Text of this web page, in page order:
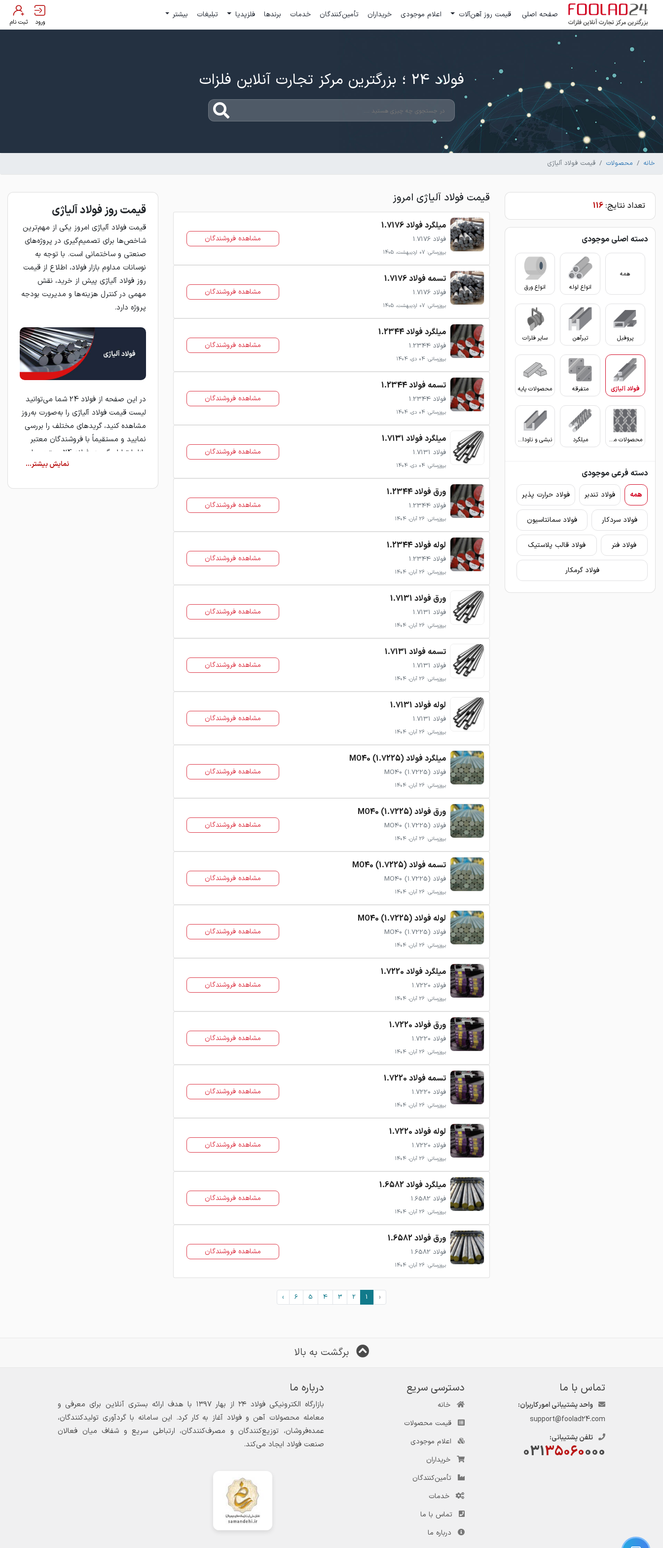
صفحه اصلی قیمت روز آهن‌آلات اعلام موجودی خریداران تأمین‌کنندگان خدمات برندها فلزپدیا تبلیغات بیشتر
ورود ثبت نام
فولاد 24 ؛ بزرگترین مرکز تجارت آنلاین فلزات
خانه محصولات قیمت فولاد آلیاژی
تعداد نتایج: 116
دسته اصلی موجودی
همه
انواع لوله
انواع ورق
پروفیل تیرآهن سایر فلزات
فولاد آلیاژی متفرقه محصولات پایه
محصولات مفتولی میلگرد نبشی و ناودانی
دسته فرعی موجودی
همه فولاد تندبر فولاد حرارت پذیر
فولاد سردکار فولاد سمانتاسیون
فولاد فنر فولاد قالب پلاستیک
فولاد گرمکار
قیمت فولاد آلیاژی امروز
میلگرد فولاد 1.7176
فولاد 1.7176
بروزرسانی: 07 اردیبهشت، 1405
مشاهده فروشندگان
تسمه فولاد 1.7176
فولاد 1.7176
بروزرسانی: 07 اردیبهشت، 1405
مشاهده فروشندگان
میلگرد فولاد 1.2344
فولاد 1.2344
بروزرسانی: 04 دی، 1404
مشاهده فروشندگان
تسمه فولاد 1.2344
فولاد 1.2344
بروزرسانی: 04 دی، 1404
مشاهده فروشندگان
میلگرد فولاد 1.7131
فولاد 1.7131
بروزرسانی: 04 دی، 1404
مشاهده فروشندگان
ورق فولاد 1.2344
فولاد 1.2344
بروزرسانی: 26 آبان، 1404
مشاهده فروشندگان
لوله فولاد 1.2344
فولاد 1.2344
بروزرسانی: 26 آبان، 1404
مشاهده فروشندگان
ورق فولاد 1.7131
فولاد 1.7131
بروزرسانی: 26 آبان، 1404
مشاهده فروشندگان
تسمه فولاد 1.7131
فولاد 1.7131
بروزرسانی: 26 آبان، 1404
مشاهده فروشندگان
لوله فولاد 1.7131
فولاد 1.7131
بروزرسانی: 26 آبان، 1404
مشاهده فروشندگان
میلگرد فولاد MO40 (1.7225)
فولاد MO40 (1.7225)
بروزرسانی: 26 آبان، 1404
مشاهده فروشندگان
ورق فولاد MO40 (1.7225)
فولاد MO40 (1.7225)
بروزرسانی: 26 آبان، 1404
مشاهده فروشندگان
تسمه فولاد MO40 (1.7225)
فولاد MO40 (1.7225)
بروزرسانی: 26 آبان، 1404
مشاهده فروشندگان
لوله فولاد MO40 (1.7225)
فولاد MO40 (1.7225)
بروزرسانی: 26 آبان، 1404
مشاهده فروشندگان
میلگرد فولاد 1.7220
فولاد 1.7220
بروزرسانی: 26 آبان، 1404
مشاهده فروشندگان
ورق فولاد 1.7220
فولاد 1.7220
بروزرسانی: 26 آبان، 1404
مشاهده فروشندگان
تسمه فولاد 1.7220
فولاد 1.7220
بروزرسانی: 26 آبان، 1404
مشاهده فروشندگان
لوله فولاد 1.7220
فولاد 1.7220
بروزرسانی: 26 آبان، 1404
مشاهده فروشندگان
میلگرد فولاد 1.6582
فولاد 1.6582
بروزرسانی: 26 آبان، 1404
مشاهده فروشندگان
ورق فولاد 1.6582
فولاد 1.6582
بروزرسانی: 26 آبان، 1404
مشاهده فروشندگان
‹
1
2
3
4
5
6
›
قیمت روز فولاد آلیاژی
قیمت فولاد آلیاژی امروز یکی از مهم‌ترین
شاخص‌ها برای تصمیم‌گیری در پروژه‌های
صنعتی و ساختمانی است. با توجه به
نوسانات مداوم بازار فولاد، اطلاع از قیمت
روز فولاد آلیاژی پیش از خرید، نقش
مهمی در کنترل هزینه‌ها و مدیریت بودجه
پروژه دارد.
در این صفحه از فولاد 24 شما می‌توانید
لیست قیمت فولاد آلیاژی را به‌صورت به‌روز
مشاهده کنید، گریدهای مختلف را بررسی
نمایید و مستقیماً با فروشندگان معتبر
بازار ارتباط بگیرید. فولاد 24 بستری برای
معرفی تأمین‌کنندگان فراهم کرده تا
موجودی انبار و توجه به شرایط حمل‌ونقل
از موارد مهمی است که نباید نادیده گرفته
شود.
برگشت به بالا
تماس با ما
واحد پشتیبانی امور کاربران:
support@foolad24.com
تلفن پشتیبانی:
03135060000
دسترسی سریع
خانه
قیمت محصولات
اعلام موجودی
خریداران
تأمین‌کنندگان
خدمات
تماس با ما
درباره ما
درباره ما
بازارگاه الکترونیکی فولاد ۲۴ از بهار ۱۳۹۷ با هدف ارائه بستری آنلاین برای معرفی و
معامله محصولات آهن و فولاد آغاز به کار کرد. این سامانه با گردآوری تولیدکنندگان،
عمده‌فروشان، توزیع‌کنندگان و مصرف‌کنندگان، ارتباطی سریع و شفاف میان فعالان
صنعت فولاد ایجاد می‌کند.